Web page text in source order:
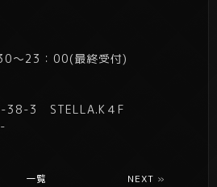
～23：00(最終受付)
38-3 STELLA.K４F
一覧 NEXT »